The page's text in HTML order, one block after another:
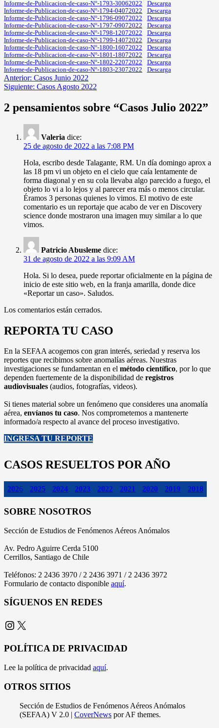
Informe-de-Publicacion-de-caso-N°-1793-30062022
Descarga
Informe-de-Publicacion-de-caso-N°-1794-04072022
Descarga
Informe-de-Publicacion-de-caso-N°-1796-09072022
Descarga
Informe-de-Publicacion-de-caso-N°-1797-09072022
Descarga
Informe-de-Publicacion-de-caso-N°-1798-12072022
Descarga
Informe-de-Publicacion-de-caso-N°-1799-14072022
Descarga
Informe-de-Publicacion-de-caso-N°-1800-16072022
Descarga
Informe-de-Publicacion-de-caso-N°-1801-18072022
Descarga
Informe-de-Publicacion-de-caso-N°-1802-22072022
Descarga
Informe-de-Publicacion-de-caso-N°-1803-23072022
Descarga
Navegación
de
entradas
Anterior: Casos Junio 2022
Siguiente: Casos Agosto 2022
2 pensamientos sobre “Casos Julio 2022”
Valeria dice:
25 de agosto de 2022 a las 7:08 PM
Hola, escribo desde Talagante, RM. Un día domingo aprox a
las 18 pm vi un objeto en el cielo que caía lentamente de
forma diagonal y en su cola llevaba algo parecido a fuego, el
objeto lo vi a lo lejos y al parecer era más o menos circular.
Éramos 3 personas quienes lo vimos. El motivo de este
comentario es un reportaje que acabo de ver en Discovery
science donde mostraron una imagen muy similar a lo que
vimos.
Patricio Abusleme dice:
31 de agosto de 2022 a las 9:09 AM
Hola. Si lo desea, puede reportar oficialmente en la página de
inicio de este sitio web, en la franja amarilla, donde dice
«Reportar un caso». Saludos.
Los comentarios están cerrados.
REPORTA TU CASO
En la SEFAA acogemos con gran interés, seriedad y reserva los
reportes que recibimos sobre anomalías aéreas. Nuestras
investigaciones se fundamentan en el método científico, por lo que
dependen fuertemente de la disponibilidad de registros
audiovisuales (audios, fotografías, videos).
Si tienes material sobre un fenómeno que consideres una anomalía
aérea, envíanos tu caso. Nos comprometemos a mantenerte
informado/a respecto al avance del proceso investigativo.
INGRESA TU REPORTE
CASOS RESUELTOS POR AÑO
2026 2025 2024 2023 2022 2021 2020 2019 2018
SOBRE NOSOTROS
Sección de Estudios de Fenómenos Aéreos Anómalos
Av. Pedro Aguirre Cerda 5100
Cerrillos, Santiago de Chile
Teléfonos: 2 2436 3970 / 2 2436 3971 / 2 2436 3972
Formulario de contacto disponible aquí.
SÍGUENOS EN REDES
Instagram
X
POLÍTICA DE PRIVACIDAD
Lee la política de privacidad aquí.
OTROS SITIOS
Sección de Estudios de Fenómenos Aéreos Anómalos
(SEFAA) V 2.0 | CoverNews por AF themes.